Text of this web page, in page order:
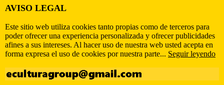
AVISO LEGAL
Este sitio web utiliza cookies tanto propias como de terceros para
poder ofrecer una experiencia personalizada y ofrecer publicidades
afines a sus intereses. Al hacer uso de nuestra web usted acepta en
forma expresa el uso de cookies por nuestra parte... Seguir leyendo